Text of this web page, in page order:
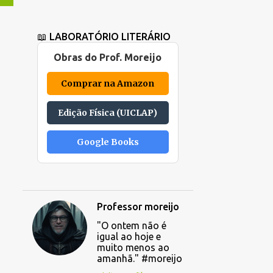
📖 LABORATÓRIO LITERÁRIO
Obras do Prof. Moreijo
Comprar na Amazon
Edição Física (UICLAP)
Google Books
Professor moreijo
"O ontem não é
igual ao hoje e
muito menos ao
amanhã." #moreijo